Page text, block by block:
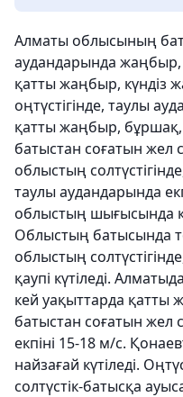
Алматы облысының
аудандарында жаңбыр,
қатты жаңбыр, күндіз
оңтүстігінде, таулы
қатты жаңбыр, бұршақ,
батыстан соғатын жел
облыстың
таулы аудандарында
облыстың шығысында
Облыстың батысында
облыстың
қаупі күтіледі.
кей уақыттарда қатты
батыстан соғатын жел
екпіні 15-18 м/с.
найзағай күтіледі.
солтүстік-батысқа